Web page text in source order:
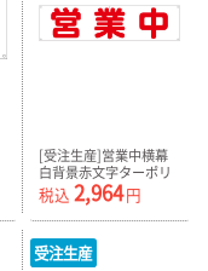
[受注生産]営業中横幕
白背景赤文字ターポリ
ン180cm×45cm
TA007-01
税込 2,964円
受注生産